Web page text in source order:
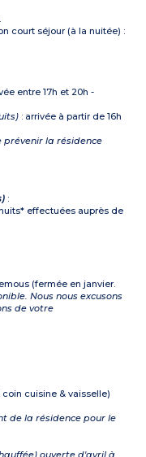
court séjour (à la nuitée) :
entre 17h et 20h -
: arrivée à partir de 16h
prévenir la résidence
:
effectuées auprès de
(fermée en janvier.
Nous nous excusons
de votre
cuisine & vaisselle)
de la résidence pour le